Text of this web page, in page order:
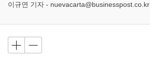
이규연 기자 - nuevacarta@businesspost.co.kr